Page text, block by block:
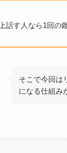
話す人なら1回の
そこで今回は
になる仕組み